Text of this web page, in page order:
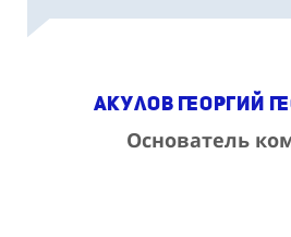
Акулов Георгий
Основатель